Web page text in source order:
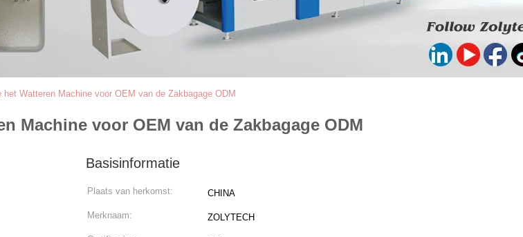
Watteren Machine voor OEM van de Zakbagage ODM
Machine voor OEM van de Zakbagage ODM
Basisinformatie
Plaats van herkomst: CHINA
Merknaam: ZOLYTECH